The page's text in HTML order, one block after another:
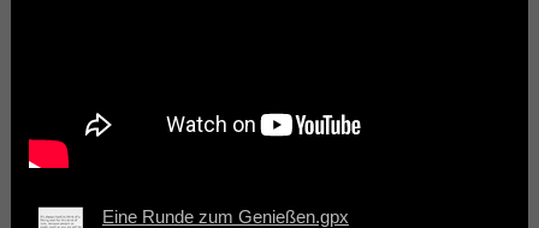
Eine Runde zum Genießen.gpx